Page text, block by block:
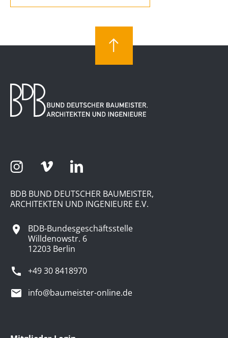
BDB BUND DEUTSCHER BAUMEISTER,
ARCHITEKTEN UND INGENIEURE E.V.
BDB-Bundesgeschäftsstelle
Willdenowstr. 6
12203 Berlin
+49 30 8418970
info@baumeister-online.de